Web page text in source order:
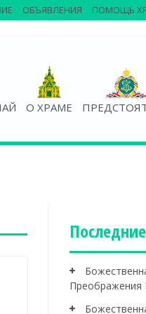
О ХРАМЕ
ОБЪЯВЛЕНИЯ ПОМОЩЬ
Преображения